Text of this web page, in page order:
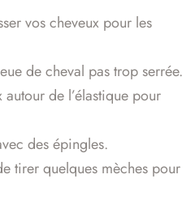
vos cheveux pour les
de cheval pas trop serrée.
autour de l’élastique pour
des épingles.
tirer quelques mèches pour